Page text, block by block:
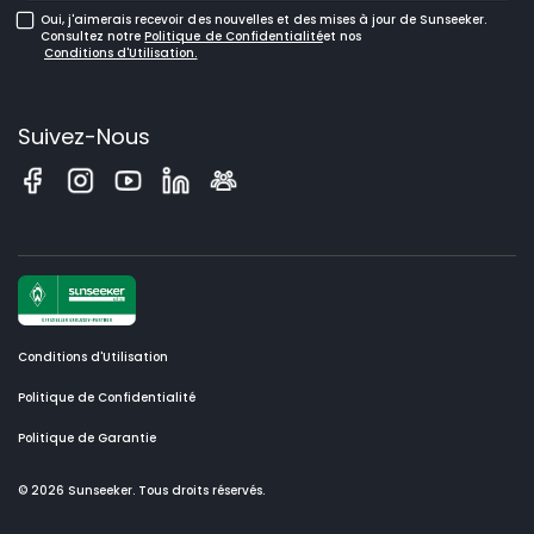
Oui, j'aimerais recevoir des nouvelles et des mises à jour de Sunseeker.
Consultez notre Politique de Confidentialitéet nos
Conditions d'Utilisation.
Suivez-Nous
Conditions d'Utilisation
Politique de Confidentialité
Politique de Garantie
© 2026 Sunseeker. Tous droits réservés.